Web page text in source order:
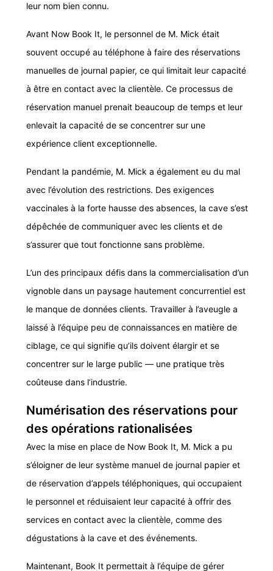
leur nom bien connu.
Avant Now Book It, le personnel de M. Mick était
souvent occupé au téléphone à faire des réservations
manuelles de journal papier, ce qui limitait leur capacité
à être en contact avec la clientèle. Ce processus de
réservation manuel prenait beaucoup de temps et leur
enlevait la capacité de se concentrer sur une
expérience client exceptionnelle.
Pendant la pandémie, M. Mick a également eu du mal
avec l’évolution des restrictions. Des exigences
vaccinales à la forte hausse des absences, la cave s’est
dépêchée de communiquer avec les clients et de
s’assurer que tout fonctionne sans problème.
L’un des principaux défis dans la commercialisation d’un
vignoble dans un paysage hautement concurrentiel est
le manque de données clients. Travailler à l’aveugle a
laissé à l’équipe peu de connaissances en matière de
ciblage, ce qui signifie qu’ils doivent élargir et se
concentrer sur le large public — une pratique très
coûteuse dans l’industrie.
Numérisation des réservations pour
des opérations rationalisées
Avec la mise en place de Now Book It, M. Mick a pu
s’éloigner de leur système manuel de journal papier et
de réservation d’appels téléphoniques, qui occupaient
le personnel et réduisaient leur capacité à offrir des
services en contact avec la clientèle, comme des
dégustations à la cave et des événements.
Maintenant, Book It permettait à l’équipe de gérer